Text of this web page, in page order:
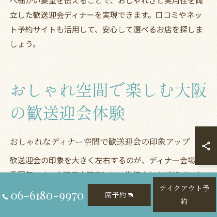
立した歓送迎会ディナーを実現できます。口コミやネッ
ト予約サイトも活用して、安心して選べるお店を探しま
しょう。
おしゃれ空間で楽しむ大阪
の歓送迎会体験
おしゃれなディナー空間で歓送迎会の印象アップ
歓送迎会の印象を大きく左右するのが、ディナー会場の
雰囲気です。大阪府大阪市には、洗練されたデザインや
非日常感を味わえるおしゃれな空間が数多く点在してお
り、上質なディナー体験が歓送迎会を特別な思い出へと
06-6180-9970 席予約
テイクアウト予
約